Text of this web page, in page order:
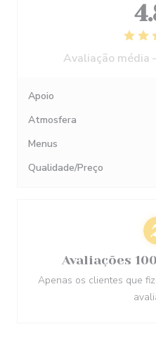
Avaliação
Apoio
Atmosfera
Menus
Qualidade/Preço
Avaliações
Apenas os clientes que